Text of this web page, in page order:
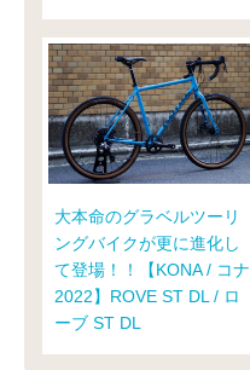
大本命のグラベルツーリ
ングバイクが更に進化し
て登場！！【KONA / コナ
2022】ROVE ST DL / ロ
ーブ ST DL